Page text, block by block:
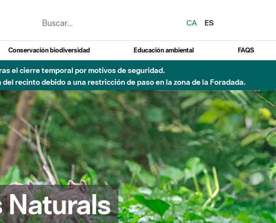
CA
ES
Conservación biodiversidad Educación ambiental FAQS
Fluvial del Besòs por lluvias intensas.
Naturals